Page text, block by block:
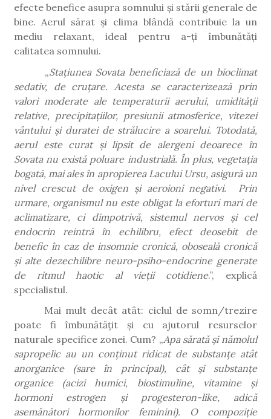
efecte benefice asupra somnului și stării generale de
bine. Aerul sărat și clima blândă contribuie la un
mediu relaxant, ideal pentru a-ți îmbunătăți
calitatea somnului.
„Stațiunea Sovata beneficiază de un bioclimat
sedativ, de cruțare. Acesta se caracterizează prin
valori moderate ale temperaturii aerului, umidității
relative, precipitațiilor, presiunii atmosferice, vitezei
vântului și duratei de strălucire a soarelui. Totodată,
aerul este curat și lipsit de alergeni deoarece în
Sovata nu există poluare industrială. În plus, vegetația
bogată, mai ales în apropierea Lacului Ursu, asigură un
nivel crescut de oxigen şi aeroioni negativi.
Prin
urmare, organismul nu este obligat la eforturi mari de
aclimatizare, ci dimpotrivă, sistemul nervos și cel
endocrin reintră în echilibru, efect deosebit de
benefic în caz de insomnie cronică, oboseală cronică
și alte dezechilibre neuro-psiho-endocrine generate
de ritmul haotic al vieții cotidiene.”, explică
specialistul.
Mai mult decât atât: ciclul de somn/trezire
poate fi îmbunătățit și cu ajutorul resurselor
naturale specifice zonei. Cum? „Apa sărată și nămolul
sapropelic au un conținut ridicat de substanțe atât
anorganice (sare în principal), cât și substanțe
organice (acizi humici, biostimuline, vitamine și
hormoni estrogen și progesteron-like, adică
asemănători hormonilor feminini). O compoziție